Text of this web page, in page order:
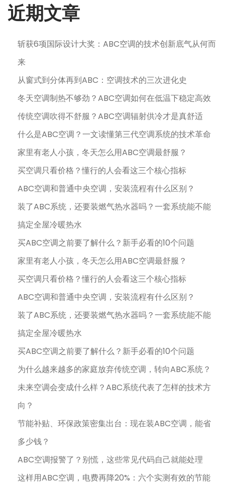
近期文章
斩获6项国际设计大奖：ABC空调的技术创新底气从何而
来
从窗式到分体再到ABC：空调技术的三次进化史
冬天空调制热不够劲？ABC空调如何在低温下稳定高效
传统空调吹得不舒服？ABC空调辐射供冷才是真舒适
什么是ABC空调？一文读懂第三代空调系统的技术革命
家里有老人小孩，冬天怎么用ABC空调最舒服？
买空调只看价格？懂行的人会看这三个核心指标
ABC空调和普通中央空调，安装流程有什么区别？
装了ABC系统，还要装燃气热水器吗？一套系统能不能
搞定全屋冷暖热水
买ABC空调之前要了解什么？新手必看的10个问题
家里有老人小孩，冬天怎么用ABC空调最舒服？
买空调只看价格？懂行的人会看这三个核心指标
ABC空调和普通中央空调，安装流程有什么区别？
装了ABC系统，还要装燃气热水器吗？一套系统能不能
搞定全屋冷暖热水
买ABC空调之前要了解什么？新手必看的10个问题
为什么越来越多的家庭放弃传统空调，转向ABC系统？
未来空调会变成什么样？ABC系统代表了怎样的技术方
向？
节能补贴、环保政策密集出台：现在装ABC空调，能省
多少钱？
ABC空调报警了？别慌，这些常见代码自己就能处理
这样用ABC空调，电费再降20%：六个实测有效的节能